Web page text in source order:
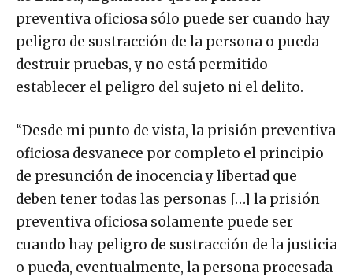
preventiva oficiosa sólo puede ser cuando hay
peligro de sustracción de la persona o pueda
destruir pruebas, y no está permitido
establecer el peligro del sujeto ni el delito.
“Desde mi punto de vista, la prisión preventiva
oficiosa desvanece por completo el principio
de presunción de inocencia y libertad que
deben tener todas las personas […] la prisión
preventiva oficiosa solamente puede ser
cuando hay peligro de sustracción de la justicia
o pueda, eventualmente, la persona procesada